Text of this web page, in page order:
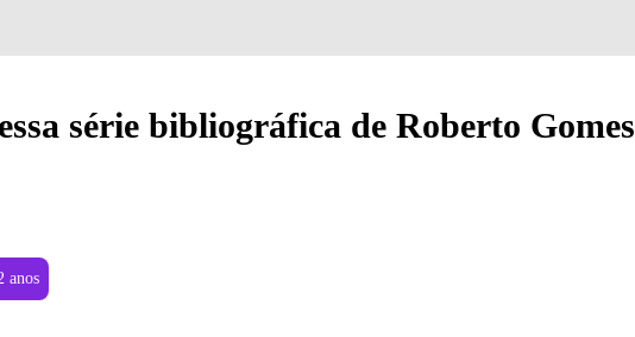
série bibliográfica de Roberto Gomes
anos